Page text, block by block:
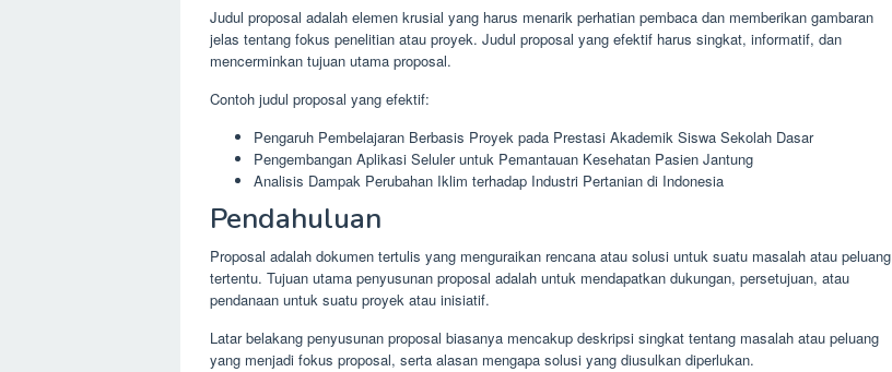
Judul proposal adalah elemen krusial yang harus menarik perhatian pembaca dan memberikan gambaran
jelas tentang fokus penelitian atau proyek. Judul proposal yang efektif harus singkat, informatif, dan
mencerminkan tujuan utama proposal.
Contoh judul proposal yang efektif:
Pengaruh Pembelajaran Berbasis Proyek pada Prestasi Akademik Siswa Sekolah Dasar
Pengembangan Aplikasi Seluler untuk Pemantauan Kesehatan Pasien Jantung
Analisis Dampak Perubahan Iklim terhadap Industri Pertanian di Indonesia
Pendahuluan
Proposal adalah dokumen tertulis yang menguraikan rencana atau solusi untuk suatu masalah atau peluang
tertentu. Tujuan utama penyusunan proposal adalah untuk mendapatkan dukungan, persetujuan, atau
pendanaan untuk suatu proyek atau inisiatif.
Latar belakang penyusunan proposal biasanya mencakup deskripsi singkat tentang masalah atau peluang
yang menjadi fokus proposal, serta alasan mengapa solusi yang diusulkan diperlukan.